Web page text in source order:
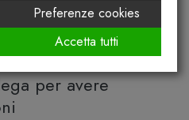
DI
per avere
Preferenze cookies
Accetta tutti